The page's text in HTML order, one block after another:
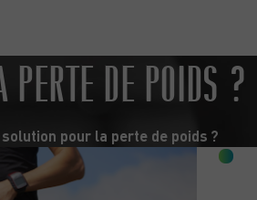
DE POIDS ?
pour la perte de poids ?